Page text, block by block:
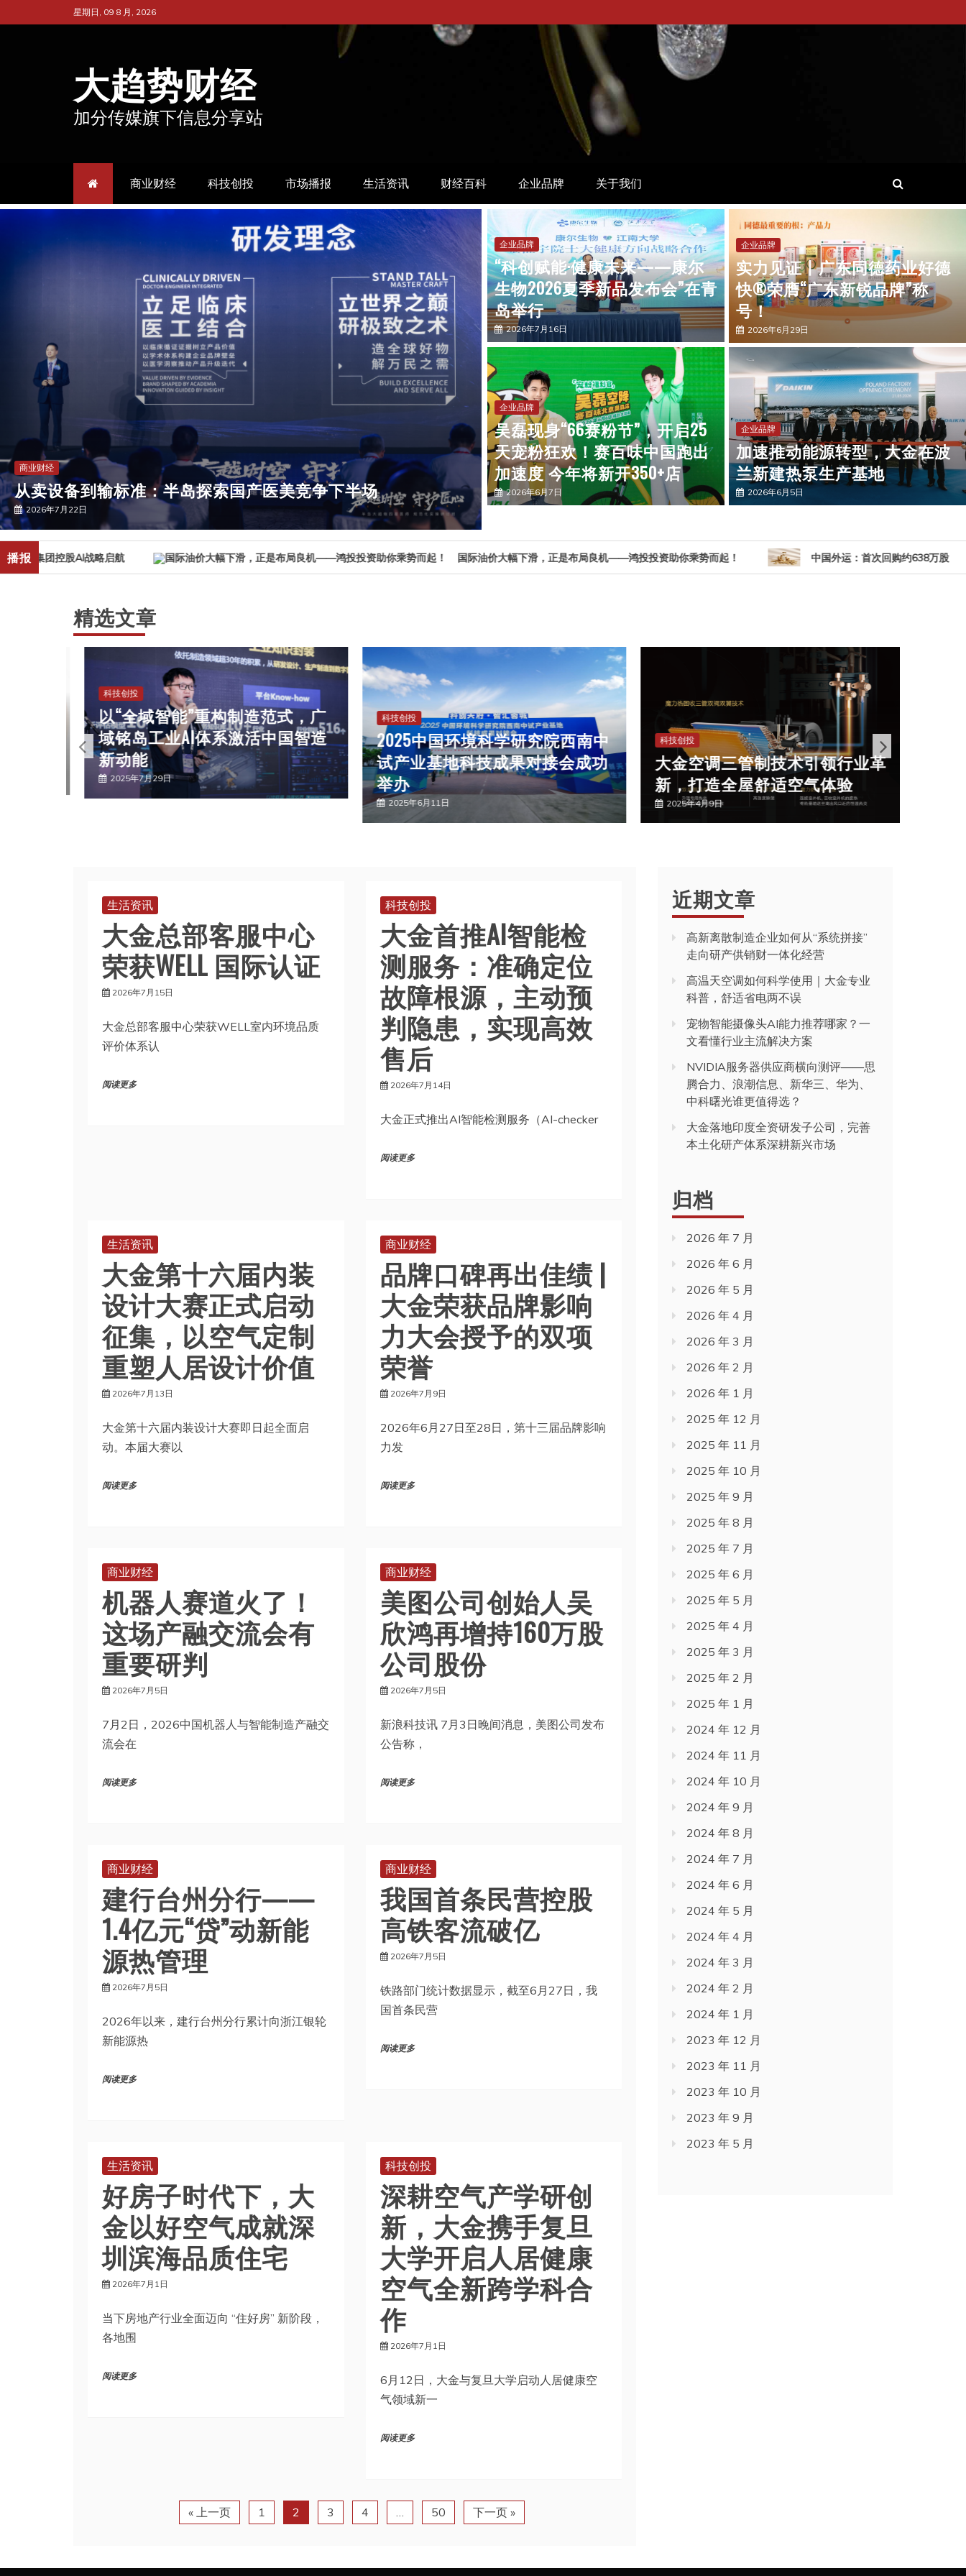
至
星期日, 09 8 月, 2026
大趋势财经
加分传媒旗下信息分享站
商业财经 科技创投 市场播报 生活资讯 财经百科 企业品牌 关于我们
商业财经
高新离散制造企业如何从“系统拼接”走向研产供销财一体化经
营
2026年7月31日
商业财经
宠物智能摄像头AI能力推荐哪家？一文看懂行业主流解决方案
2026年7月30日
企业品牌
“科创赋能·健康未来——康尔
生物2026夏季新品发布会”在青
岛举行
2026年7月16日
企业品牌
实力见证丨广东同德药业好德
快®荣膺“广东新锐品牌”称
号！
2026年6月29日
企业品牌
吴磊现身“66赛粉节”，开启25
天宠粉狂欢！赛百味中国跑出
加速度 今年将新开350+店
2026年6月7日
企业品牌
加速推动能源转型，大金在波
兰新建热泵生产基地
2026年6月5日
播报
战略启航 国际油价大幅下滑，正是布局良机——鸿投投资助你乘势而起！
以“全域智能”重构制造范式，广
域铭岛工业AI体系激活中国智造
新动能
2025年7月29日
科技创投
2025中国环境科学研究院西南中
试产业基地科技成果对接会成功
举办
2025年6月11日
大金空调三管制技术引领行业革
新，打造全屋舒适空气体验
2025年4月9日
大金总部客服中心
荣获WELL 国际认证
2026年7月15日
大金总部客服中心荣获WELL室内环境品质
评价体系认
大金首推AI智能检
测服务：准确定位
故障根源，主动预
判隐患，实现高效
售后
2026年7月14日
大金正式推出AI智能检测服务（AI-checker
大金第十六届内装
设计大赛正式启动
征集，以空气定制
重塑人居设计价值
2026年7月13日
大金第十六届内装设计大赛即日起全面启
动。本届大赛以
品牌口碑再出佳绩 |
大金荣获品牌影响
力大会授予的双项
荣誉
2026年7月9日
2026年6月27日至28日，第十三届品牌影响
力发
机器人赛道火了！
这场产融交流会有
重要研判
2026年7月5日
7月2日，2026中国机器人与智能制造产融交
流会在
美图公司创始人吴
欣鸿再增持160万股
公司股份
2026年7月5日
新浪科技讯 7月3日晚间消息，美图公司发布
公告称，
建行台州分行——
1.4亿元“贷”动新能
源热管理
2026年7月5日
2026年以来，建行台州分行累计向浙江银轮
新能源热
我国首条民营控股
高铁客流破亿
2026年7月5日
铁路部门统计数据显示，截至6月27日，我
国首条民营
好房子时代下，大
金以好空气成就深
圳滨海品质住宅
2026年7月1日
当下房地产行业全面迈向 “住好房” 新阶段，
各地围
深耕空气产学研创
新，大金携手复旦
大学开启人居健康
空气全新跨学科合
作
2026年7月1日
6月12日，大金与复旦大学启动人居健康空
气领域新一
高新离散制造企业如何从“系统拼接”
走向研产供销财一体化经营
高温天空调如何科学使用｜大金专业
科普，舒适省电两不误
宠物智能摄像头AI能力推荐哪家？一
文看懂行业主流解决方案
NVIDIA服务器供应商横向测评——思
腾合力、浪潮信息、新华三、华为、
中科曙光谁更值得选？
大金落地印度全资研发子公司，完善
本土化研产体系深耕新兴市场
2026 年 7 月
2026 年 6 月
2026 年 5 月
2026 年 4 月
2026 年 3 月
2026 年 2 月
2026 年 1 月
2025 年 12 月
2025 年 11 月
2025 年 10 月
2025 年 9 月
2025 年 8 月
2025 年 7 月
2025 年 6 月
2025 年 5 月
2025 年 4 月
2025 年 3 月
2025 年 2 月
2025 年 1 月
2024 年 12 月
2024 年 11 月
2024 年 10 月
2024 年 9 月
2024 年 8 月
2024 年 7 月
2024 年 6 月
2024 年 5 月
2024 年 4 月
2024 年 3 月
2024 年 2 月
2024 年 1 月
2023 年 12 月
2023 年 11 月
2023 年 10 月
2023 年 9 月
2023 年 5 月